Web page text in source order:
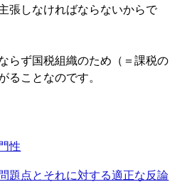
張しなければならないからで
らず国税組織のため（＝課税の
ることなのです。
性
題点とそれに対する適正な反論